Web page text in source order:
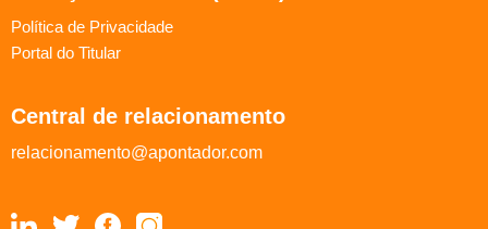
Política de Privacidade
Portal do Titular
Central de relacionamento
relacionamento@apontador.com